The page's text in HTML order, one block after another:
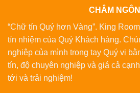
CHÂM NGÔN
“Chữ tín Quý hơn Vàng”. King
tín nhiệm của Quý Khách hàng.
nghiệp của mình trong tay Quý vị
tín, độ chuyên nghiệp và giá cả
tới và trải nghiệm!